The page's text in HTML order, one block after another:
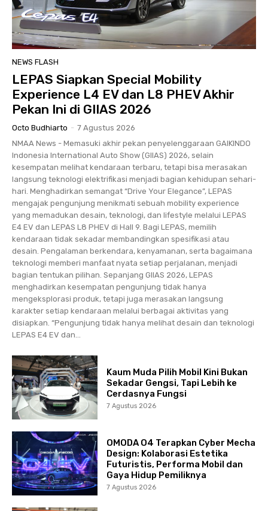
NEWS FLASH
LEPAS Siapkan Special Mobility
Experience L4 EV dan L8 PHEV Akhir
Pekan Ini di GIIAS 2026
Octo Budhiarto - 7 Agustus 2026
NMAA News - Memasuki akhir pekan penyelenggaraan GAIKINDO
Indonesia International Auto Show (GIIAS) 2026, selain
kesempatan melihat kendaraan terbaru, tetapi bisa merasakan
langsung teknologi elektrifikasi menjadi bagian kehidupan sehari-
hari. Menghadirkan semangat “Drive Your Elegance”, LEPAS
mengajak pengunjung menikmati sebuah mobility experience
yang memadukan desain, teknologi, dan lifestyle melalui LEPAS
E4 EV dan LEPAS L8 PHEV di Hall 9. Bagi LEPAS, memilih
kendaraan tidak sekadar membandingkan spesifikasi atau
desain. Pengalaman berkendara, kenyamanan, serta bagaimana
teknologi memberi manfaat nyata setiap perjalanan, menjadi
bagian tentukan pilihan. Sepanjang GIIAS 2026, LEPAS
menghadirkan kesempatan pengunjung tidak hanya
mengeksplorasi produk, tetapi juga merasakan langsung
karakter setiap kendaraan melalui berbagai aktivitas yang
disiapkan. “Pengunjung tidak hanya melihat desain dan teknologi
LEPAS E4 EV dan...
Kaum Muda Pilih Mobil Kini Bukan
Sekadar Gengsi, Tapi Lebih ke
Cerdasnya Fungsi
7 Agustus 2026
OMODA O4 Terapkan Cyber Mecha
Design: Kolaborasi Estetika
Futuristis, Performa Mobil dan
Gaya Hidup Pemiliknya
7 Agustus 2026